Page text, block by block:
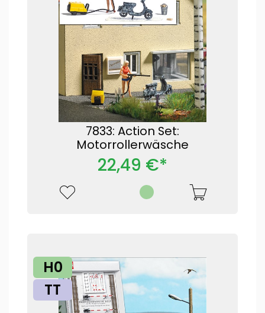
7833: Action Set:
Motorrollerwäsche
22,49 €*
H0
TT